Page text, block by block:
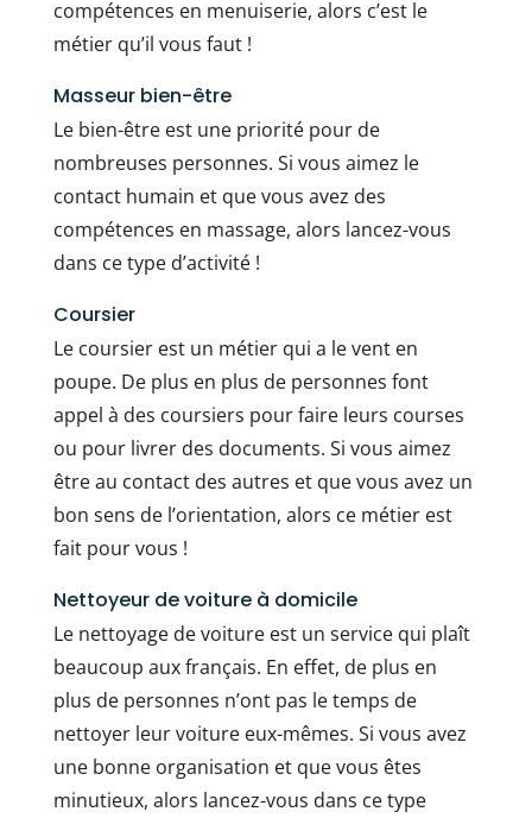
compétences en menuiserie, alors c’est le
métier qu’il vous faut !
Masseur bien-être
Le bien-être est une priorité pour de
nombreuses personnes. Si vous aimez le
contact humain et que vous avez des
compétences en massage, alors lancez-vous
dans ce type d’activité !
Coursier
Le coursier est un métier qui a le vent en
poupe. De plus en plus de personnes font
appel à des coursiers pour faire leurs courses
ou pour livrer des documents. Si vous aimez
être au contact des autres et que vous avez un
bon sens de l’orientation, alors ce métier est
fait pour vous !
Nettoyeur de voiture à domicile
Le nettoyage de voiture est un service qui plaît
beaucoup aux français. En effet, de plus en
plus de personnes n’ont pas le temps de
nettoyer leur voiture eux-mêmes. Si vous avez
une bonne organisation et que vous êtes
minutieux, alors lancez-vous dans ce type